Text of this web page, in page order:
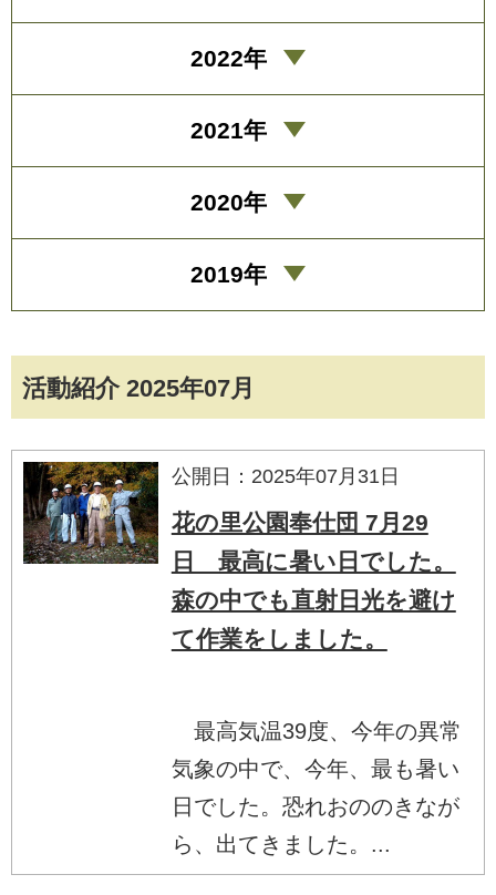
活動紹介 2025年07月
公開日：2025年07月31日
花の里公園奉仕団 7月29
日 最高に暑い日でした。
森の中でも直射日光を避け
て作業をしました。
最高気温39度、今年の異常
気象の中で、今年、最も暑い
日でした。恐れおののきなが
ら、出てきました。...
2022年
2021年
2020年
2019年